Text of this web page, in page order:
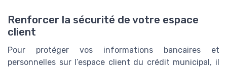
Renforcer la sécurité de votre espace
client
Pour protéger vos informations bancaires et
personnelles sur l’espace client du crédit municipal, il